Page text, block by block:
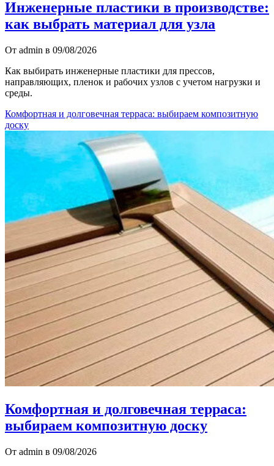
Инженерные пластики в производстве:
как выбрать материал для узла
От admin в 09/08/2026
Как выбирать инженерные пластики для прессов,
направляющих, пленок и рабочих узлов с учетом нагрузки и
среды.
Комфортная и долговечная терраса: выбираем композитную
доску
Комфортная и долговечная терраса:
выбираем композитную доску
От admin в 09/08/2026